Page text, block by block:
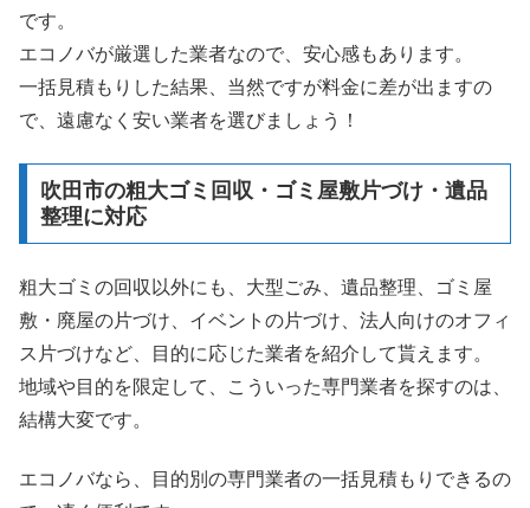
です。
エコノバが厳選した業者なので、安心感もあります。
一括見積もりした結果、当然ですが料金に差が出ますの
で、遠慮なく安い業者を選びましょう！
吹田市の粗大ゴミ回収・ゴミ屋敷片づけ・遺品
整理に対応
粗大ゴミの回収以外にも、大型ごみ、遺品整理、ゴミ屋
敷・廃屋の片づけ、イベントの片づけ、法人向けのオフィ
ス片づけなど、目的に応じた業者を紹介して貰えます。
地域や目的を限定して、こういった専門業者を探すのは、
結構大変です。
エコノバなら、目的別の専門業者の一括見積もりできるの